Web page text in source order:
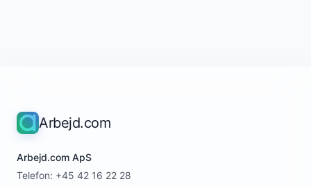
Arbejd.com
Arbejd.com ApS
Telefon: +45 42 16 22 28